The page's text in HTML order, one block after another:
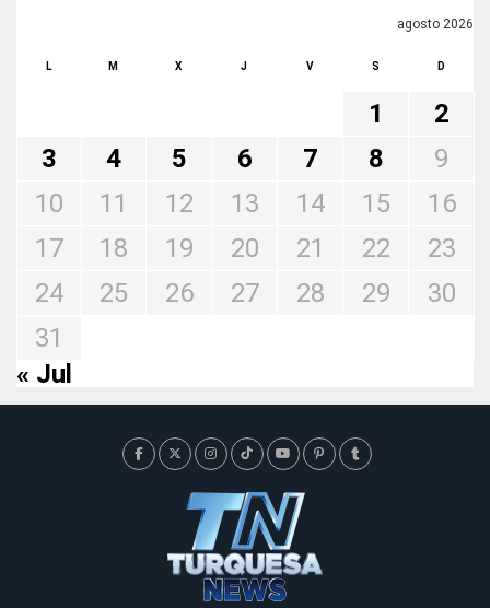
agosto 2026
L M X J V S D
1
2
3
4 5 6 7 8
9
10
11 12 13 14 15
16
17
18 19 20 21 22
23
24
25 26 27 28 29
30
31
« Jul